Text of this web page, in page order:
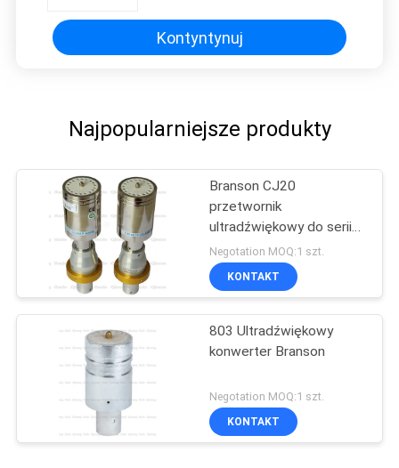
Kontyntynuj
Najpopularniejsze produkty
Branson CJ20
przetwornik
ultradźwiękowy do serii
2000
Negotation MOQ:1 szt.
KONTAKT
803 Ultradźwiękowy
konwerter Branson
Negotation MOQ:1 szt.
KONTAKT